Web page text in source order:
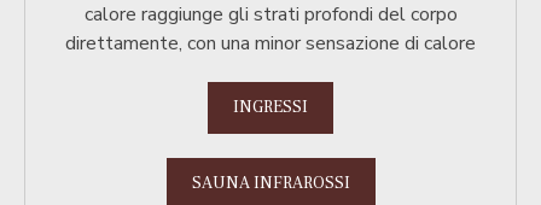
calore raggiunge gli strati profondi del corpo
direttamente, con una minor sensazione di calore
INGRESSI
SAUNA INFRAROSSI